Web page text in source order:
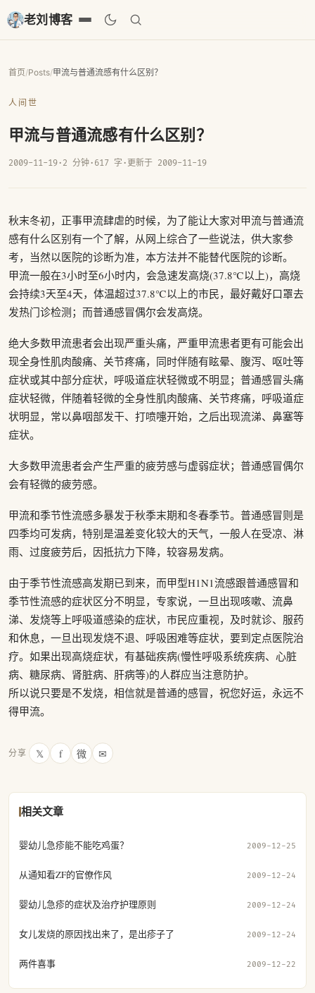
老刘博客
首页/Posts/甲流与普通流感有什么区别？
人间世
甲流与普通流感有什么区别？
2009-11-19· 2 分钟· 617 字 · 更新于 2009-11-19
秋末冬初，正事甲流肆虐的时候，为了能让大家对甲流与普通流
感有什么区别有一个了解，从网上综合了一些说法，供大家参
考，当然以医院的诊断为准，本方法并不能替代医院的诊断。
甲流一般在3小时至6小时内，会急速发高烧(37.8℃以上)，高烧
会持续3天至4天，体温超过37.8℃以上的市民，最好戴好口罩去
发热门诊检测；而普通感冒偶尔会发高烧。
绝大多数甲流患者会出现严重头痛，严重甲流患者更有可能会出
现全身性肌肉酸痛、关节疼痛，同时伴随有眩晕、腹泻、呕吐等
症状或其中部分症状，呼吸道症状轻微或不明显；普通感冒头痛
症状轻微，伴随着轻微的全身性肌肉酸痛、关节疼痛，呼吸道症
状明显，常以鼻咽部发干、打喷嚏开始，之后出现流涕、鼻塞等
症状。
大多数甲流患者会产生严重的疲劳感与虚弱症状；普通感冒偶尔
会有轻微的疲劳感。
甲流和季节性流感多暴发于秋季末期和冬春季节。普通感冒则是
四季均可发病，特别是温差变化较大的天气，一般人在受凉、淋
雨、过度疲劳后，因抵抗力下降，较容易发病。
由于季节性流感高发期已到来，而甲型H1N1流感跟普通感冒和
季节性流感的症状区分不明显，专家说，一旦出现咳嗽、流鼻
涕、发烧等上呼吸道感染的症状，市民应重视，及时就诊、服药
和休息，一旦出现发烧不退、呼吸困难等症状，要到定点医院治
疗。如果出现高烧症状，有基础疾病(慢性呼吸系统疾病、心脏
病、糖尿病、肾脏病、肝病等)的人群应当注意防护。
所以说只要是不发烧，相信就是普通的感冒，祝您好运，永远不
得甲流。
分享 𝕏 f 微 ✉
相关文章
婴幼儿急疹能不能吃鸡蛋？ 2009-12-25
从通知看ZF的官僚作风 2009-12-24
婴幼儿急疹的症状及治疗护理原则 2009-12-24
女儿发烧的原因找出来了，是出疹子了 2009-12-24
两件喜事 2009-12-22